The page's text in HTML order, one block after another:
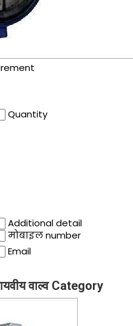
Quantity
Additional detail
मोबाइल number
Email
वाल्व Category